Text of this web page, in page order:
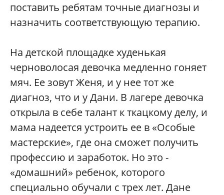
поставить ребятам точные диагнозы и
назначить соответствующую терапию.
На детской площадке худенькая
черноволосая девочка медленно гоняет
мяч. Ее зовут Женя, и у нее тот же
диагноз, что и у Дани. В лагере девочка
открыла в себе талант к ткацкому делу, и
мама надеется устроить ее в «Особые
мастерские», где она сможет получить
профессию и заработок. Но это -
«домашний» ребенок, которого
специально обучали с трех лет. Дане